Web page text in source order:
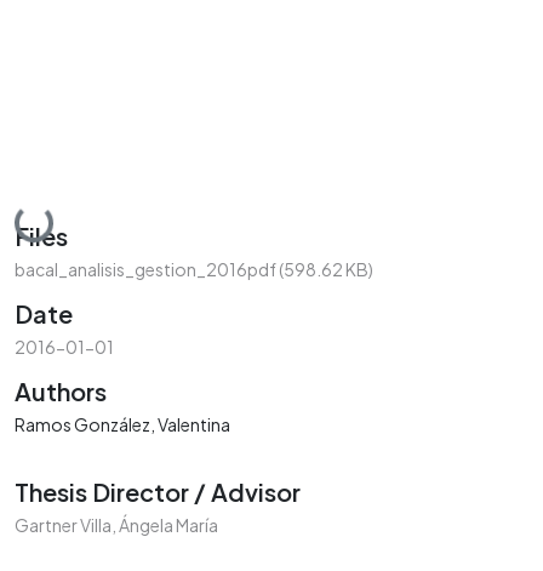
Loading...
Files
bacal_analisis_gestion_2016pdf(598.62 KB)
Date
2016-01-01
Authors
Ramos González, Valentina
Thesis Director / Advisor
Gartner Villa, Ángela María